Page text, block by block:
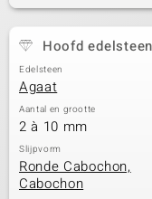
Hoofd edelsteen
Edelsteen
Agaat
Aantal en grootte
2 à 10 mm
Slijpvorm
Ronde Cabochon,
Cabochon